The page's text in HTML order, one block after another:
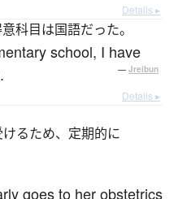
Details ▸
科目は国語だった。
school, I have
— Jreibun
Details ▸
るため、定期的に
goes to her obstetrics